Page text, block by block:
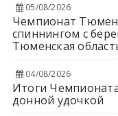
05/08/2026
Чемпионат
спиннингом с
Тюменская
04/08/2026
Итоги
донной удочкой